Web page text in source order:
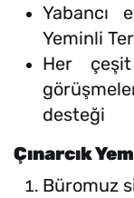
Yabancı
Yeminli
Her
desteği
Çınarcık
Büromuz